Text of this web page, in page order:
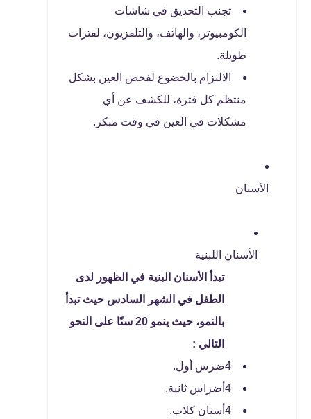
تجنب التحديق في شاشات
الكومبيوتر، والهاتف، والتلفزيون، لفترات
طويلة.
الالتزام بالخضوع لفحص العين بشكل
منتظم كل فترة، للكشف عن أي
مشكلات في العين في وقت مبكر.
الأسنان
الأسنان اللبنية
تبدأ الأسنان البنية في الظهور لدى
الطفل في الشهر السادس حيث تبدأ
بالنمو، حيث ينمو 20 سنًا على النحو
التالي :
4ضرس أول.
4أضراس ثانية.
4أسنان كلاب.